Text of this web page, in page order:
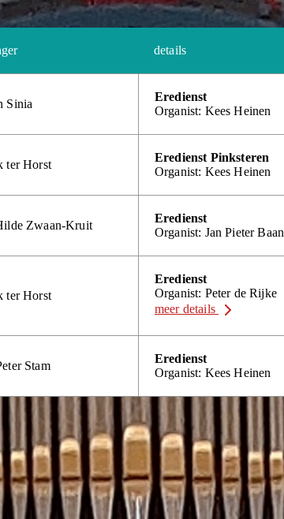
details
Sinia
Eredienst
Organist: Kees Heinen
ter Horst
Eredienst Pinksteren
Organist: Kees Heinen
Zwaan-Kruit
Eredienst
Organist: Jan Pieter Baan
ter Horst
Eredienst
Organist: Peter de Rijke
meer details
Stam
Eredienst
Organist: Kees Heinen